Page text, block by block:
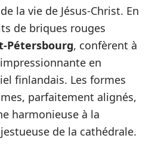
la vie de Jésus-Christ. En
de briques rouges
Pétersbourg, confèrent à
en
finlandais. Les formes
parfaitement alignés,
harmonieuse à la
de la cathédrale.